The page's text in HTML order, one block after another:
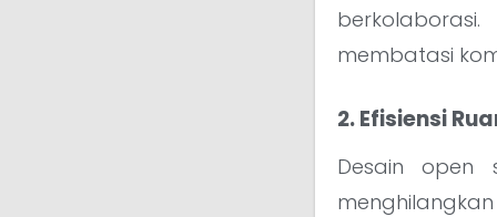
membatasi
2. Efisiensi
Desain open